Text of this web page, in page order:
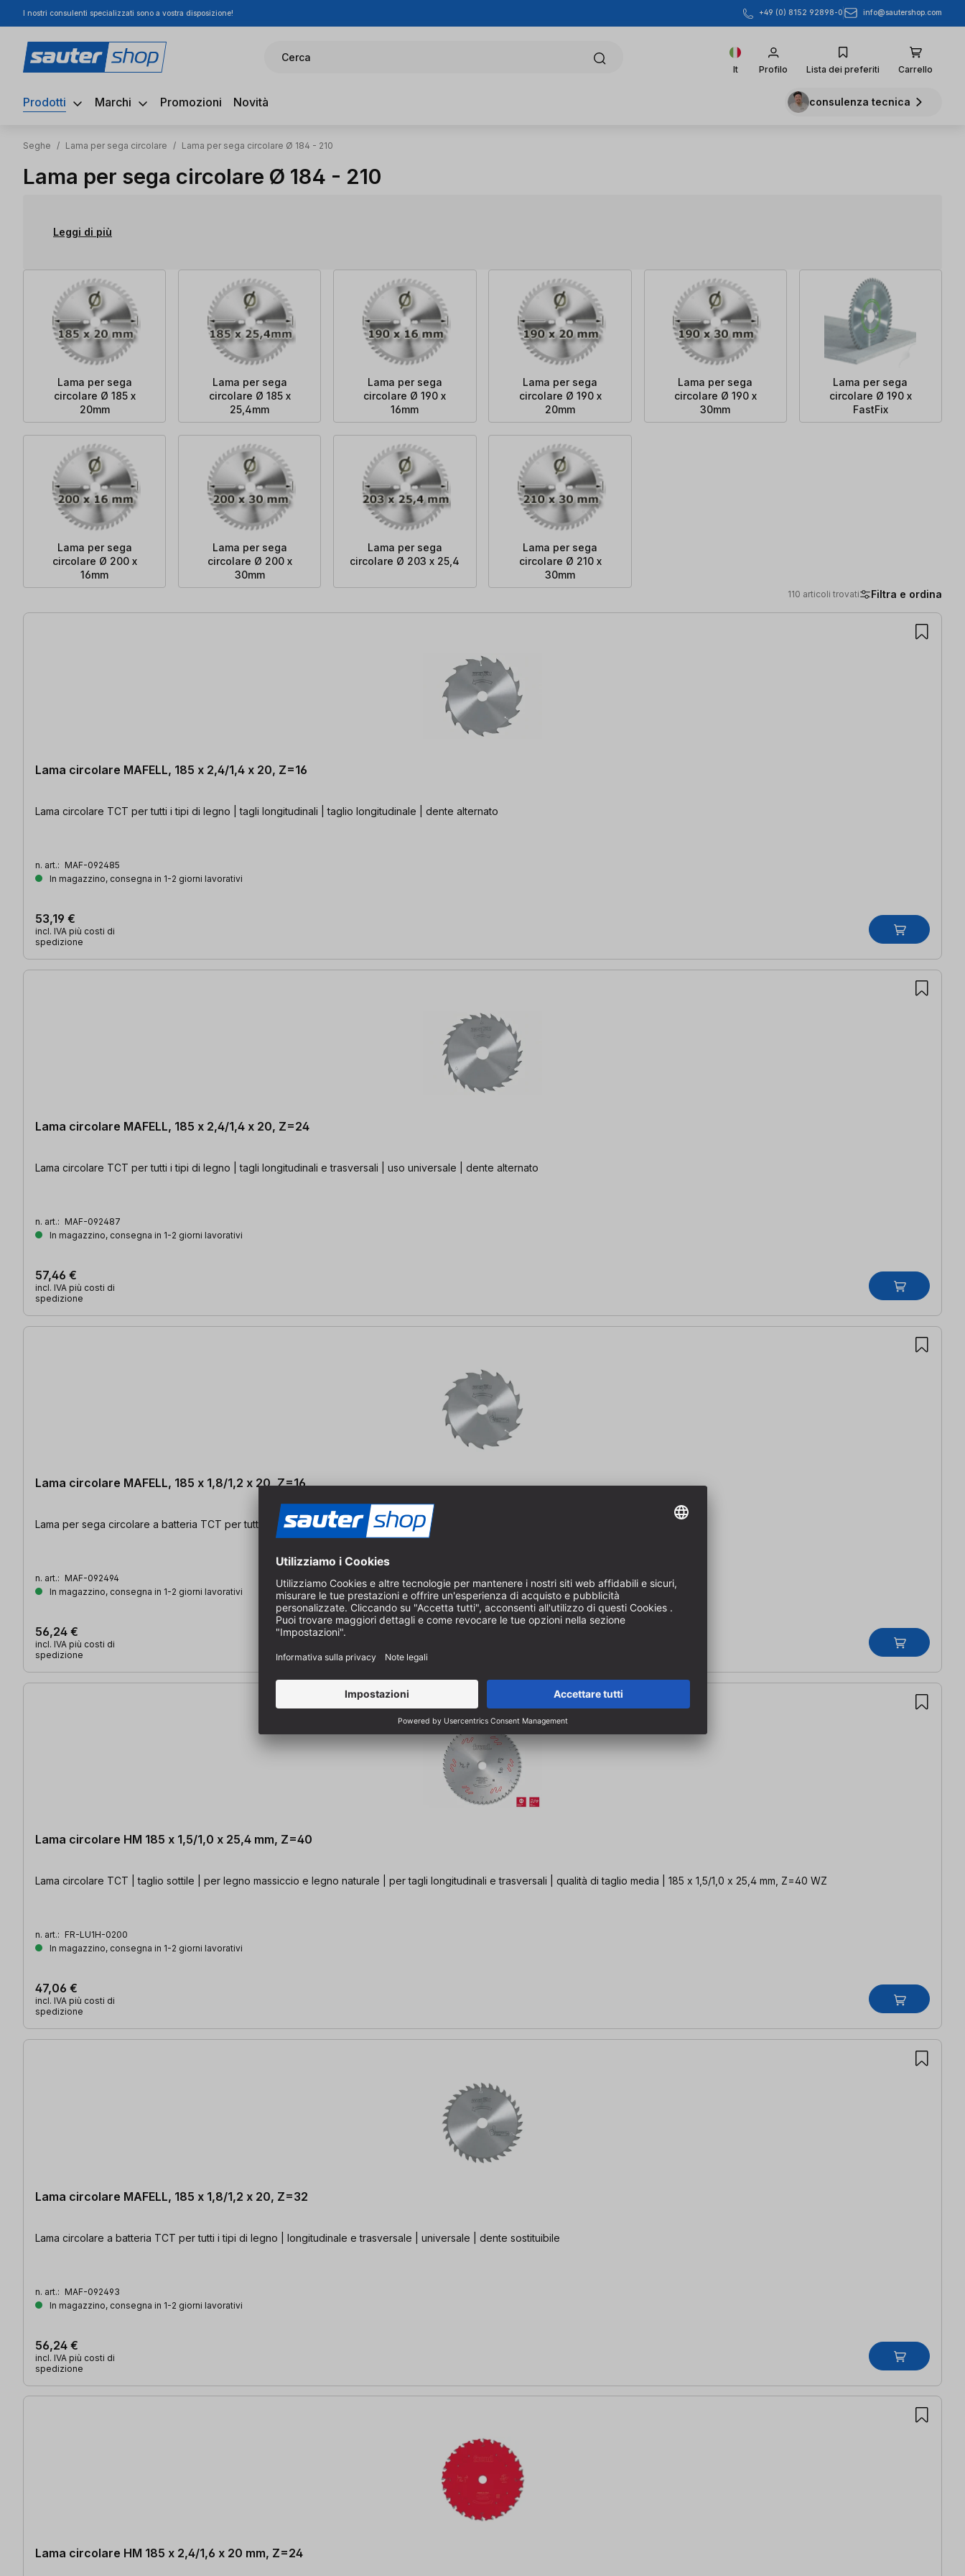
al contenuto principale
Salta alla ricerca
Passa alla navigazione principale
I nostri consulenti specializzati sono a vostra disposizione! +49 (0) 8152 92898-0 info@sautershop.com
Cerca
It Profilo Lista dei preferiti Carrello
Prodotti Marchi Promozioni Novità consulenza tecnica
Seghe / Lama per sega circolare / Lama per sega circolare Ø 184 - 210
Lama per sega circolare Ø 184 - 210
Leggi di più
Lama per sega
circolare Ø 185 x
20mm
Lama per sega
circolare Ø 185 x
25,4mm
Lama per sega
circolare Ø 190 x
16mm
Lama per sega
circolare Ø 190 x
20mm
Lama per sega
circolare Ø 190 x
30mm
Lama per sega
circolare Ø 190 x
FastFix
Lama per sega
circolare Ø 200 x
16mm
Lama per sega
circolare Ø 200 x
30mm
Lama per sega
circolare Ø 203 x 25,4
Lama per sega
circolare Ø 210 x
30mm
110 articoli trovati Filtra e ordina
110 articoli trovati
Lama circolare MAFELL, 185 x 2,4/1,4 x 20, Z=16
Lama circolare TCT per tutti i tipi di legno | tagli longitudinali | taglio longitudinale | dente alternato
n. art.: MAF-092485
In magazzino, consegna in 1-2 giorni lavorativi
53,19 €
incl. IVA più costi di
spedizione
Lama circolare MAFELL, 185 x 2,4/1,4 x 20, Z=24
Lama circolare TCT per tutti i tipi di legno | tagli longitudinali e trasversali | uso universale | dente alternato
n. art.: MAF-092487
In magazzino, consegna in 1-2 giorni lavorativi
57,46 €
incl. IVA più costi di
spedizione
Lama circolare MAFELL, 185 x 1,8/1,2 x 20, Z=16
Lama per sega circolare a batteria TCT per tutti i tipi di legno | tagli a strappo | tagli longitudinali | denti alternati
n. art.: MAF-092494
In magazzino, consegna in 1-2 giorni lavorativi
56,24 €
incl. IVA più costi di
spedizione
Lama circolare HM 185 x 1,5/1,0 x 25,4 mm, Z=40
Lama circolare TCT | taglio sottile | per legno massiccio e legno naturale | per tagli longitudinali e trasversali | qualità di taglio media | 185 x 1,5/1,0 x 25,4 mm, Z=40 WZ
n. art.: FR-LU1H-0200
In magazzino, consegna in 1-2 giorni lavorativi
47,06 €
incl. IVA più costi di
spedizione
Lama circolare MAFELL, 185 x 1,8/1,2 x 20, Z=32
Lama circolare a batteria TCT per tutti i tipi di legno | longitudinale e trasversale | universale | dente sostituibile
n. art.: MAF-092493
In magazzino, consegna in 1-2 giorni lavorativi
56,24 €
incl. IVA più costi di
spedizione
Lama circolare HM 185 x 2,4/1,6 x 20 mm, Z=24